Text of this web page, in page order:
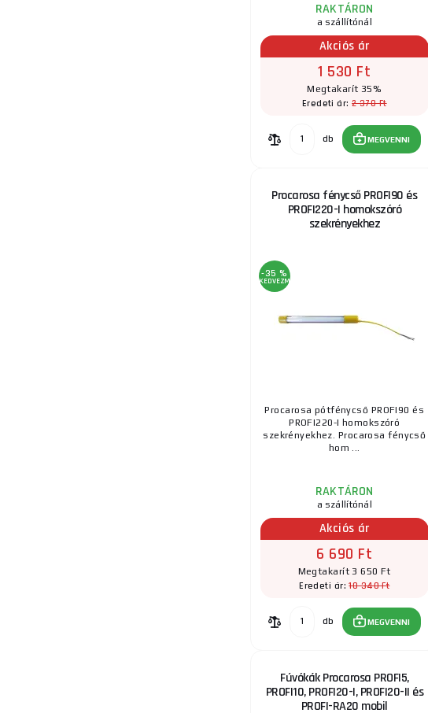
RAKTÁRON
a szállítónál
Akciós ár
1 530 Ft
Megtakarít 35%
Eredeti ár:2 370 Ft
db MEGVENNI
Procarosa fénycső PROFI90 és
PROFI220-I homokszóró
szekrényekhez
-35 %
KEDVEZMÉNY
Procarosa pótfénycső PROFI90 és
PROFI220-I homokszóró
szekrényekhez. Procarosa fénycső
hom ...
RAKTÁRON
a szállítónál
Akciós ár
6 690 Ft
Megtakarít 3 650 Ft
Eredeti ár:10 340 Ft
db MEGVENNI
Fúvókák Procarosa PROFI5,
PROFI10, PROFI20-I, PROFI20-II és
PROFI-RA20 mobil